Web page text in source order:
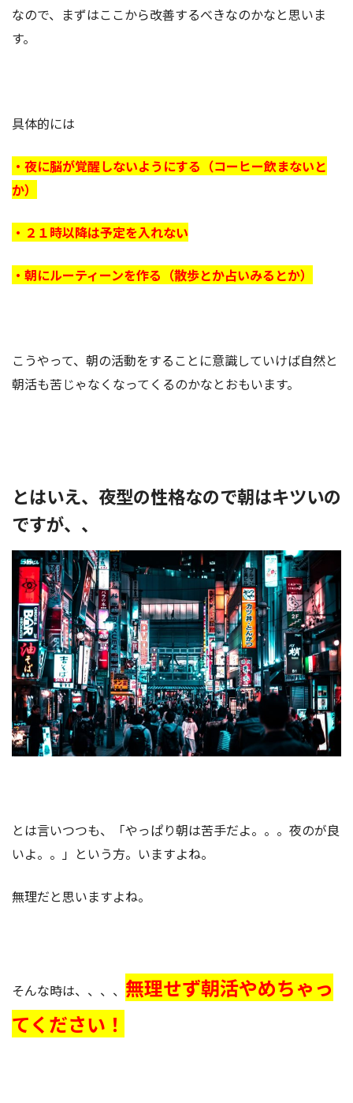
なので、まずはここから改善するべきなのかなと思いま
す。
具体的には
・夜に脳が覚醒しないようにする（コーヒー飲まないと
か）
・２１時以降は予定を入れない
・朝にルーティーンを作る（散歩とか占いみるとか）
こうやって、朝の活動をすることに意識していけば自然と
朝活も苦じゃなくなってくるのかなとおもいます。
とはいえ、夜型の性格なので朝はキツいの
ですが、、
とは言いつつも、「やっぱり朝は苦手だよ。。。夜のが良
いよ。。」という方。いますよね。
無理だと思いますよね。
そんな時は、、、、 無理せず朝活やめちゃっ
てください！